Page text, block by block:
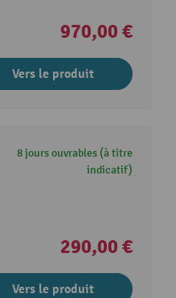
970,00 €
Vers le produit
8 jours ouvrables (à titre
indicatif)
290,00 €
Vers le produit